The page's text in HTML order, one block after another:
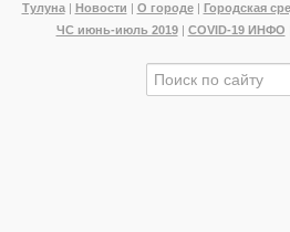
Тулуна| Новости О городе|
Городская
ЧС июнь-июль 2019| COVID-19 ИНФО